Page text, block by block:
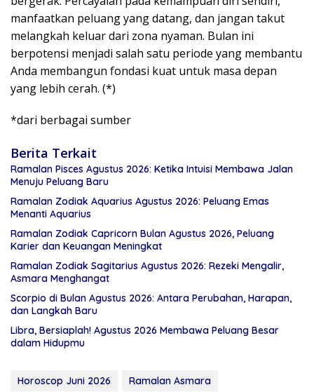
manfaatkan peluang yang datang, dan jangan takut
melangkah keluar dari zona nyaman. Bulan ini
berpotensi menjadi salah satu periode yang membantu
Anda membangun fondasi kuat untuk masa depan
yang lebih cerah. (*)
*dari berbagai sumber
Berita Terkait
Ramalan Pisces Agustus 2026: Ketika Intuisi Membawa Jalan
Menuju Peluang Baru
Ramalan Zodiak Aquarius Agustus 2026: Peluang Emas
Menanti Aquarius
Ramalan Zodiak Capricorn Bulan Agustus 2026, Peluang
Karier dan Keuangan Meningkat
Ramalan Zodiak Sagitarius Agustus 2026: Rezeki Mengalir,
Asmara Menghangat
Scorpio di Bulan Agustus 2026: Antara Perubahan, Harapan,
dan Langkah Baru
Libra, Bersiaplah! Agustus 2026 Membawa Peluang Besar
dalam Hidupmu
Horoscop Juni 2026
Ramalan Asmara